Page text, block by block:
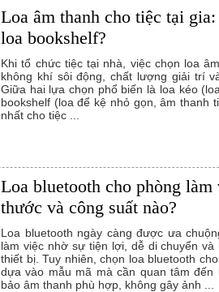
Loa âm thanh cho tiệc tại
loa bookshelf?
Khi tổ chức tiệc tại nhà, việc chọn loa
không khí sôi động, chất lượng giải trí
Giữa hai lựa chọn phổ biến là loa kéo
bookshelf (loa để kệ nhỏ gọn, âm thanh
nhất cho tiệc ...
Loa bluetooth cho phòng
thước và công suất nào?
Loa bluetooth ngày càng được ưa
làm việc nhờ sự tiện lợi, dễ di chuyển
thiết bị. Tuy nhiên, chọn loa bluetooth
dựa vào mẫu mã mà cần quan tâm
bảo âm thanh phù hợp, không gây ảnh ...